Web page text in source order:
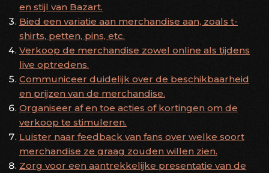
en stijl van Bazart.
Bied een variatie aan merchandise aan, zoals t-
shirts, petten, pins, etc.
Verkoop de merchandise zowel online als tijdens
live optredens.
Communiceer duidelijk over de beschikbaarheid
en prijzen van de merchandise.
Organiseer af en toe acties of kortingen om de
verkoop te stimuleren.
Luister naar feedback van fans over welke soort
merchandise ze graag zouden willen zien.
Zorg voor een aantrekkelijke presentatie van de